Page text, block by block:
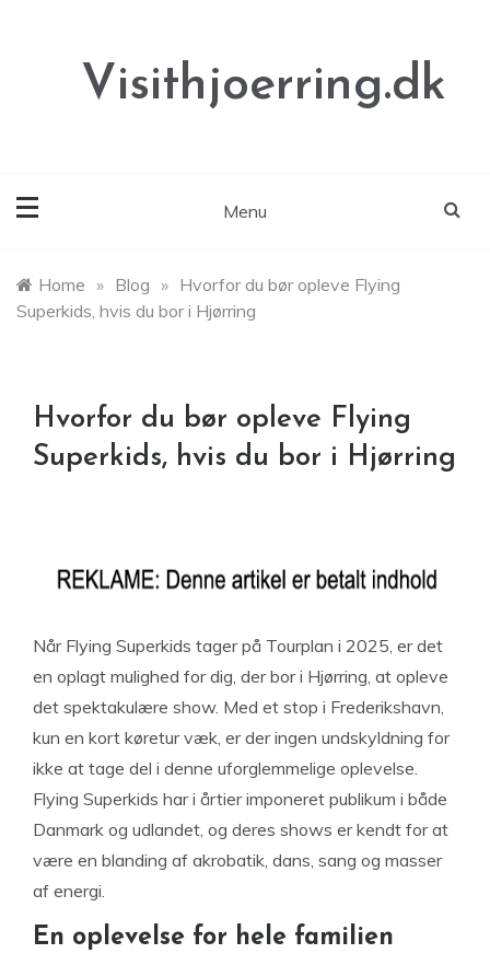
Visithjoerring.dk
Menu
Home » Blog » Hvorfor du bør opleve Flying
Superkids, hvis du bor i Hjørring
Hvorfor du bør opleve Flying
Superkids, hvis du bor i Hjørring
Når Flying Superkids tager på Tourplan i 2025, er det
en oplagt mulighed for dig, der bor i Hjørring, at opleve
det spektakulære show. Med et stop i Frederikshavn,
kun en kort køretur væk, er der ingen undskyldning for
ikke at tage del i denne uforglemmelige oplevelse.
Flying Superkids har i årtier imponeret publikum i både
Danmark og udlandet, og deres shows er kendt for at
være en blanding af akrobatik, dans, sang og masser
af energi.
En oplevelse for hele familien